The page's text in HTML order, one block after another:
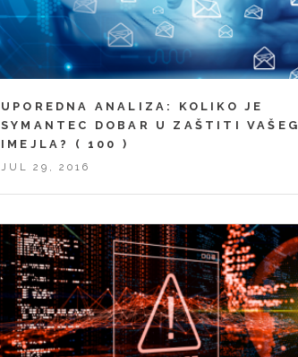
UPOREDNA ANALIZA: KOLIKO JE
SYMANTEC DOBAR U ZAŠTITI VAŠEG
IMEJLA?
( 100 )
JUL 29, 2016